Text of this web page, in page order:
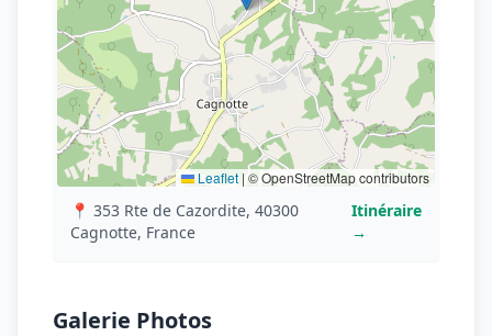
Leaflet | © OpenStreetMap contributors
📍 353 Rte de Cazordite, 40300
Cagnotte, France
Itinéraire
→
Galerie Photos